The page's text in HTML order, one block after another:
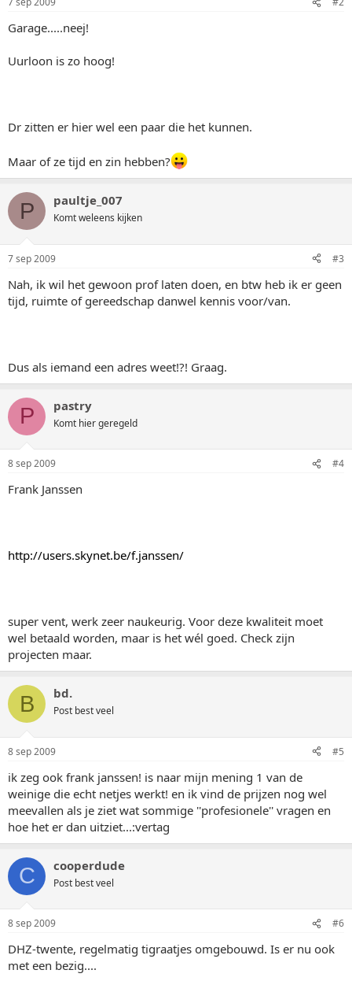
Garage.....neej!
Uurloon is zo hoog!
Dr zitten er hier wel een paar die het kunnen.
Maar of ze tijd en zin hebben?
P paultje_007
Komt weleens kijken
7 sep 2009 #3
Nah, ik wil het gewoon prof laten doen, en btw heb ik er geen
tijd, ruimte of gereedschap danwel kennis voor/van.
Dus als iemand een adres weet!?! Graag.
P pastry
Komt hier geregeld
8 sep 2009 #4
Frank Janssen
http://users.skynet.be/f.janssen/
super vent, werk zeer naukeurig. Voor deze kwaliteit moet
wel betaald worden, maar is het wél goed. Check zijn
projecten maar.
B bd.
Post best veel
8 sep 2009 #5
ik zeg ook frank janssen! is naar mijn mening 1 van de
weinige die echt netjes werkt! en ik vind de prijzen nog wel
meevallen als je ziet wat sommige ''profesionele'' vragen en
hoe het er dan uitziet...:vertag
C cooperdude
Post best veel
8 sep 2009 #6
DHZ-twente, regelmatig tigraatjes omgebouwd. Is er nu ook
met een bezig....